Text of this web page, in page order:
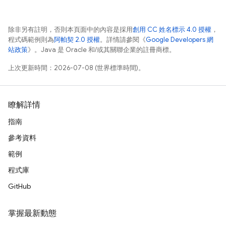
除非另有註明，否則本頁面中的內容是採用創用 CC 姓名標示 4.0 授權 ，
程式碼範例則為阿帕契 2.0 授權。詳情請參閱《Google Developers 網
站政策》。Java 是 Oracle 和/或其關聯企業的註冊商標。
上次更新時間：2026-07-08 (世界標準時間)。
瞭解詳情
指南
參考資料
範例
程式庫
GitHub
掌握最新動態